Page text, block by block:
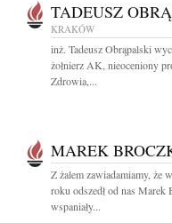
TADEUSZ
KRAKÓW
inż. Tadeusz Obrąpalski
żołnierz AK, nieoceniony
Zdrowia,...
MAREK
Z żalem zawiadamiamy, że
roku odszedł od nas Marek
wspaniały...